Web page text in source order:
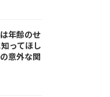
年齢のせ
ってほし
意外な関